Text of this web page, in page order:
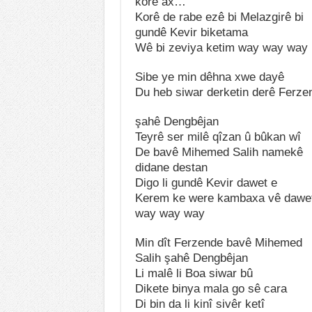
Korê de rabe ezê bi Melazgirê bi
gundê Kevir biketama
Wê bi zeviya ketim way way way
Sibe ye min dêhna xwe dayê
Du heb siwar derketin derê
şahê Dengbêjan
Teyrê ser milê qîzan û bûkan wî
De bavê Mihemed Salih namekê
didane destan
Digo li gundê Kevir dawet e
Kerem ke were kambaxa vê
way way way
Min dît Ferzende bavê Mihemed
Salih şahê Dengbêjan
Li malê li Boa siwar bû
Dikete binya mala go sê cara
Di bin da li kinî sivêr ketî